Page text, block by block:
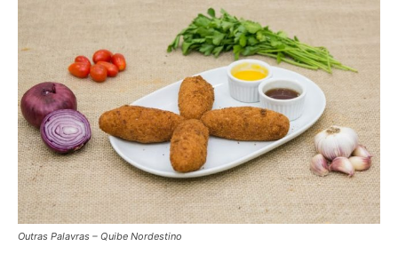
Outras Palavras – Quibe Nordestino